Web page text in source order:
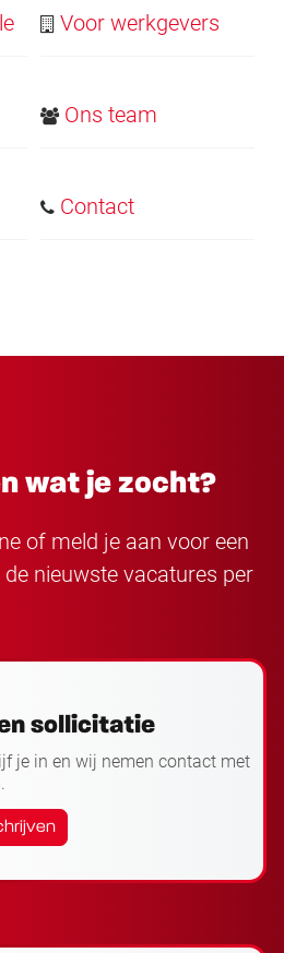
Voor werkgevers
Ons team
Contact
wat je zocht?
of meld je aan voor een
nieuwste vacatures per
sollicitatie
je in en wij nemen contact met